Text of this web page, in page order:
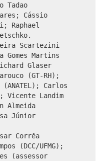
Tadao
Cássio
Raphael
Scartezini
Gomes Martins
Glaser
(GT-RH);
Carlos
Vicente Landim
Almeida
Júnior
Corrêa
(DCC/UFMG);
(assessor